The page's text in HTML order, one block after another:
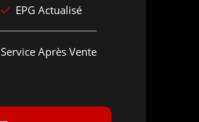
EPG Actualisé
Service Après Vente